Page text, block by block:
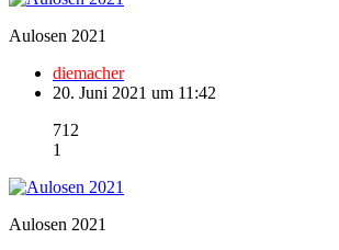
Aulosen 2021
diemacher
20. Juni 2021 um 11:42
712
1
Aulosen 2021